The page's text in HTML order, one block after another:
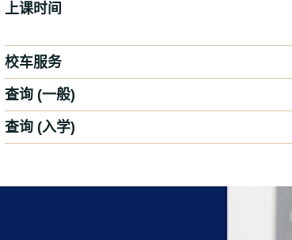
上课时间
校车服务
查询 (一般)
查询 (入学)